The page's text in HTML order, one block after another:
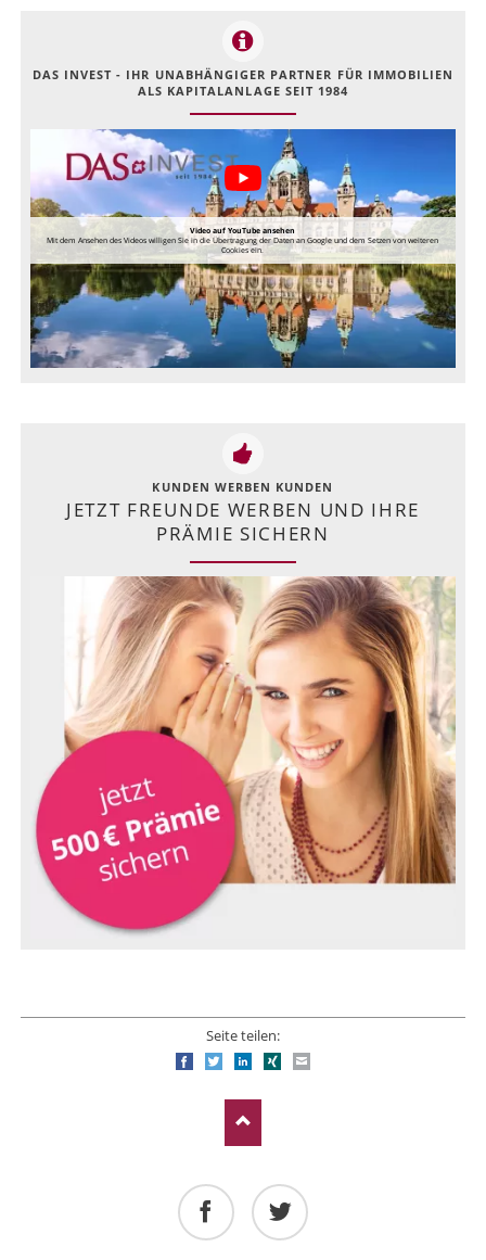
DAS INVEST - IHR UNABHÄNGIGER PARTNER FÜR IMMOBILIEN
ALS KAPITALANLAGE SEIT 1984
Video auf YouTube ansehen
Mit dem Ansehen des Videos willigen Sie in die Übertragung der Daten an Google und dem Setzen von weiteren
Cookies ein.
KUNDEN WERBEN KUNDEN
JETZT FREUNDE WERBEN UND IHRE
PRÄMIE SICHERN
Seite teilen:
FacebookTwitterLinkedIn
Xing